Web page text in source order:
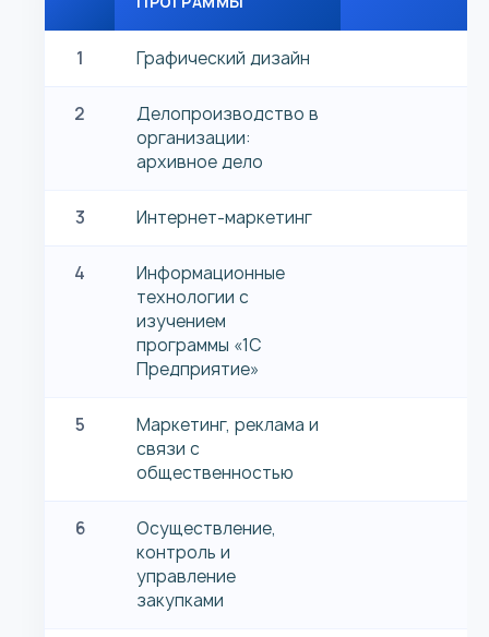
1 Графический дизайн
2
Делопроизводство в
организации:
архивное дело
3 Интернет-маркетинг
4
Информационные
технологии с
изучением
программы «1С
Предприятие»
5
Маркетинг, реклама и
связи с
общественностью
6
Осуществление,
контроль и
управление
закупками